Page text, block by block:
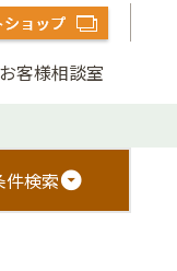
お客様相談室
件検索arrow_drop_down_circle